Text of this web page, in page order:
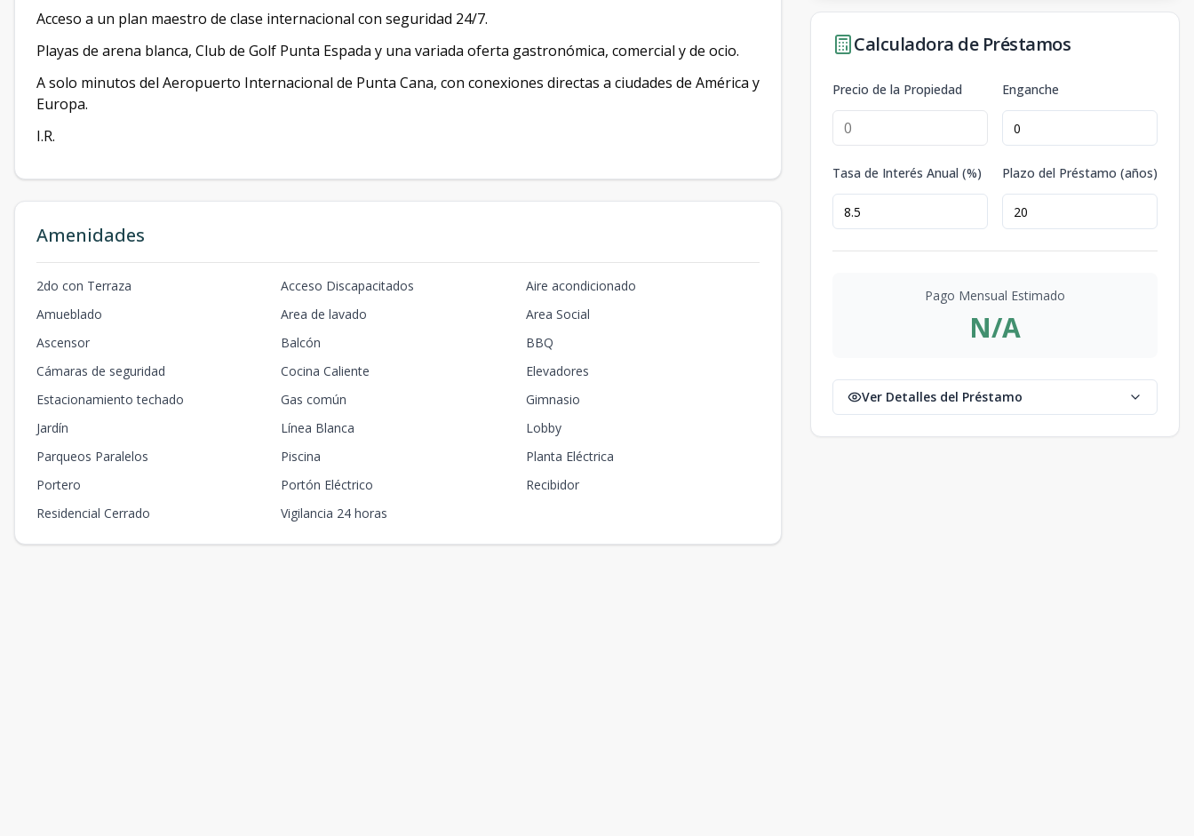
Acceso a un plan maestro de clase internacional con seguridad 24/7.
Playas de arena blanca, Club de Golf Punta Espada y una variada oferta gastronómica, comercial y de ocio.
A solo minutos del Aeropuerto Internacional de Punta Cana, con conexiones directas a ciudades de América y
Europa.
I.R.
Amenidades
2do con Terraza Acceso Discapacitados
Aire acondicionado
Amueblado
Area de lavado
Area Social
Ascensor
Balcón
BBQ
Cámaras de seguridad
Cocina Caliente
Elevadores
Estacionamiento techado
Gas común
Gimnasio
Jardín
Línea Blanca
Lobby
Parqueos Paralelos
Piscina
Planta Eléctrica
Portero
Portón Eléctrico
Recibidor
Residencial Cerrado
Vigilancia 24 horas
Calculadora de Préstamos
Precio de la Propiedad Enganche
Tasa de Interés Anual (%) Plazo del Préstamo (años)
Pago Mensual Estimado
N/A
Ver Detalles del Préstamo